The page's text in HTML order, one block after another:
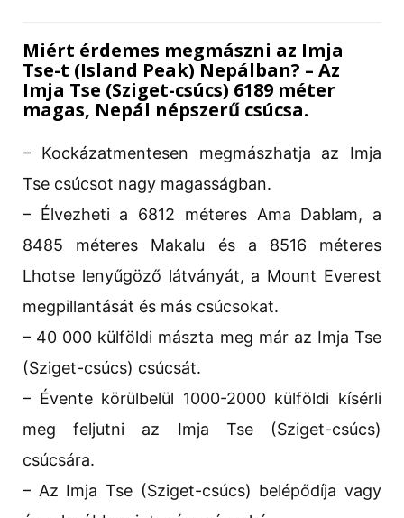
Miért érdemes megmászni az Imja
Tse-t (Island Peak) Nepálban? – Az
Imja Tse (Sziget-csúcs) 6189 méter
magas, Nepál népszerű csúcsa.
– Kockázatmentesen megmászhatja az Imja
Tse csúcsot nagy magasságban.
– Élvezheti a 6812 méteres Ama Dablam, a
8485 méteres Makalu és a 8516 méteres
Lhotse lenyűgöző látványát, a Mount Everest
megpillantását és más csúcsokat.
– 40 000 külföldi mászta meg már az Imja Tse
(Sziget-csúcs) csúcsát.
– Évente körülbelül 1000-2000 külföldi kísérli
meg feljutni az Imja Tse (Sziget-csúcs)
csúcsára.
– Az Imja Tse (Sziget-csúcs) belépődíja vagy